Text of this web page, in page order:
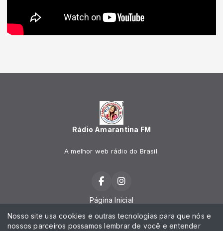
Rádio Amarantina FM
A melhor web rádio do Brasil.
Página Inicial
Programação
Nosso site usa cookies e outras tecnologias para que nós e
nossos parceiros possamos lembrar de você e entender